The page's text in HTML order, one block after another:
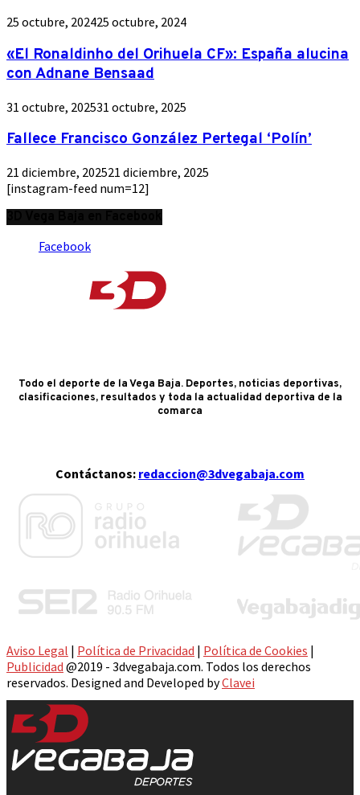
25 octubre, 202425 octubre, 2024
«El Ronaldinho del Orihuela CF»: España alucina
con Adnane Bensaad
31 octubre, 202531 octubre, 2025
Fallece Francisco González Pertegal ‘Polín’
21 diciembre, 202521 diciembre, 2025
[instagram-feed num=12]
Facebook
Todo el deporte de la Vega Baja. Deportes, noticias deportivas,
clasificaciones, resultados y toda la actualidad deportiva de la
comarca
Contáctanos: redaccion@3dvegabaja.com
Aviso Legal | Política de Privacidad | Política de Cookies |
Publicidad @2019 - 3dvegabaja.com. Todos los derechos
reservados. Designed and Developed byClavei